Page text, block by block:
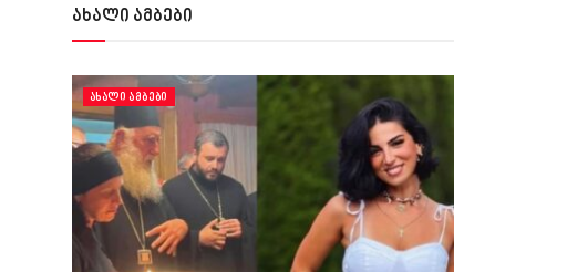
ახალი ამბები
ᲐᲮᲐᲚᲘ ᲐᲛᲑᲔᲑᲘ